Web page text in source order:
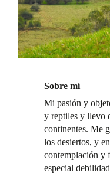
Sobre mí
Mi pasión y
y reptiles y llevo
continentes. Me
los desiertos, y
contemplación y
especial